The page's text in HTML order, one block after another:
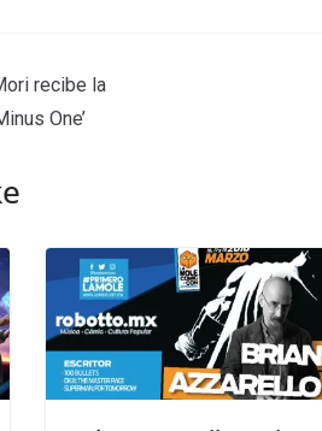
recibe la
One’